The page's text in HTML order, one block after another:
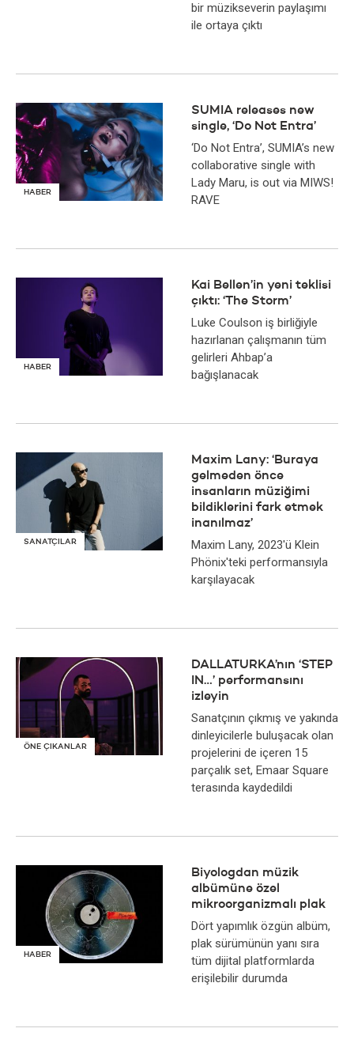
bir müzikseverin paylaşımı
ile ortaya çıktı
HABER
SUMIA releases new
single, ‘Do Not Entra’
‘Do Not Entra’, SUMIA’s new
collaborative single with
Lady Maru, is out via MIWS!
RAVE
HABER
Kai Bellen’in yeni teklisi
çıktı: ‘The Storm’
Luke Coulson iş birliğiyle
hazırlanan çalışmanın tüm
gelirleri Ahbap’a
bağışlanacak
SANATÇILAR
Maxim Lany: ‘Buraya
gelmeden önce
insanların müziğimi
bildiklerini fark etmek
inanılmaz’
Maxim Lany, 2023'ü Klein
Phönix'teki performansıyla
karşılayacak
ÖNE ÇIKANLAR
DALLATURKA’nın ‘STEP
IN…’ performansını
izleyin
Sanatçının çıkmış ve yakında
dinleyicilerle buluşacak olan
projelerini de içeren 15
parçalık set, Emaar Square
terasında kaydedildi
HABER
Biyologdan müzik
albümüne özel
mikroorganizmalı plak
Dört yapımlık özgün albüm,
plak sürümünün yanı sıra
tüm dijital platformlarda
erişilebilir durumda